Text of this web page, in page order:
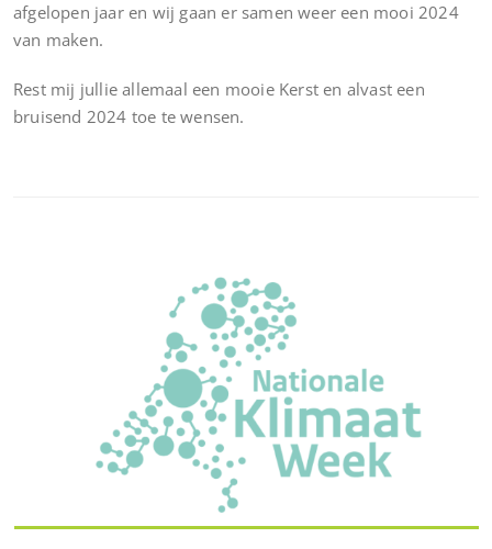
afgelopen jaar en wij gaan er samen weer een mooi 2024
van maken.
Rest mij jullie allemaal een mooie Kerst en alvast een
bruisend 2024 toe te wensen.